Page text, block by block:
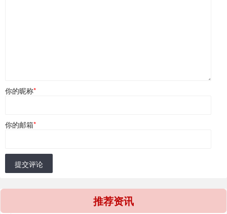
你的昵称*
你的邮箱*
提交评论
推荐资讯